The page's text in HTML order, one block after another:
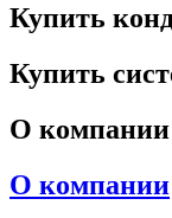
Купить
Купить
О компании
О компании